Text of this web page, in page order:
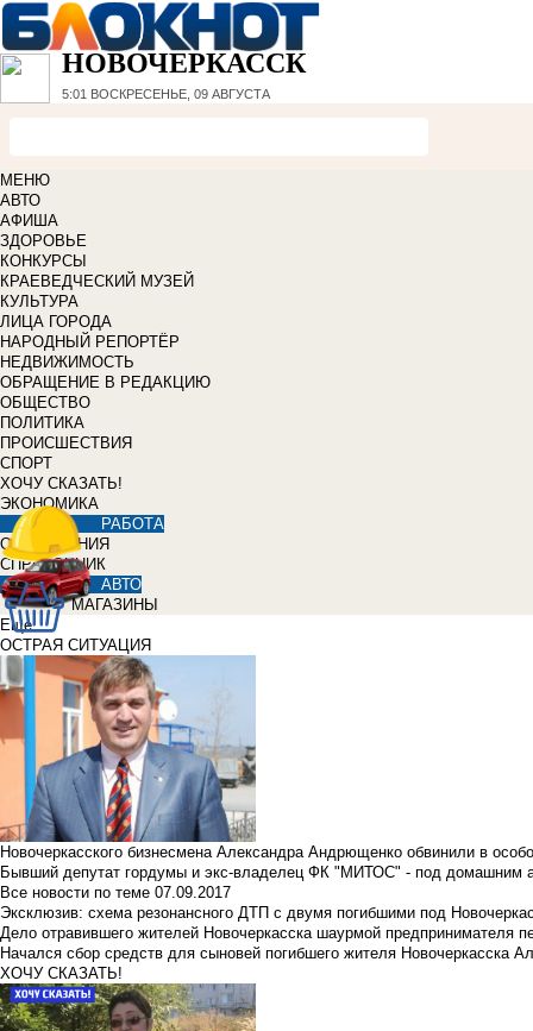
НОВОЧЕРКАССК
5:01 ВОСКРЕСЕНЬЕ, 09 АВГУСТА
МЕНЮ
АВТО
АФИША
ЗДОРОВЬЕ
КОНКУРСЫ
КРАЕВЕДЧЕСКИЙ МУЗЕЙ
КУЛЬТУРА
ЛИЦА ГОРОДА
НАРОДНЫЙ РЕПОРТЁР
НЕДВИЖИМОСТЬ
ОБРАЩЕНИЕ В РЕДАКЦИЮ
ОБЩЕСТВО
ПОЛИТИКА
ПРОИСШЕСТВИЯ
СПОРТ
ХОЧУ СКАЗАТЬ!
ЭКОНОМИКА
РАБОТА
ОБЪЯВЛЕНИЯ
СПРАВОЧНИК
АВТО
МАГАЗИНЫ
Еще
ОСТРАЯ СИТУАЦИЯ
Новочеркасского бизнесмена Александра Андрющенко обвинили в
Бывший депутат гордумы и экс-владелец ФК "МИТОС" - под домашним
Все новости по теме 07.09.2017
Эксклюзив: схема резонансного ДТП с двумя погибшими под
Дело отравившего жителей Новочеркасска шаурмой предпринимателя
Начался сбор средств для сыновей погибшего жителя Новочеркасска
ХОЧУ СКАЗАТЬ!